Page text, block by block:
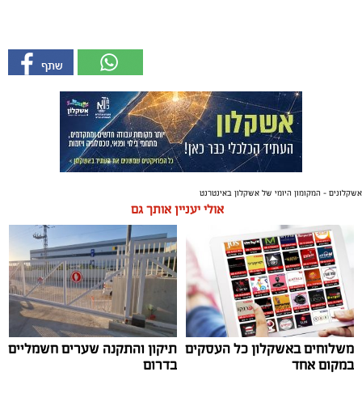
אשקלונים - המקומון היומי של אשקלון באינטרנט
אולי יעניין אותך גם
משלוחים באשקלון כל העסקים
במקום אחד
תיקון והתקנה שערים חשמליים
בדרום